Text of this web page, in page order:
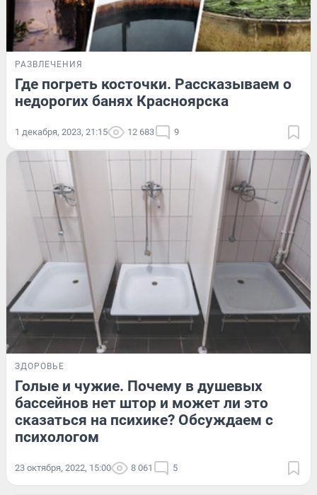
РАЗВЛЕЧЕНИЯ
Где погреть косточки. Рассказываем о
недорогих банях Красноярска
1 декабря, 2023, 21:15 12 683 9
ЗДОРОВЬЕ
Голые и чужие. Почему в душевых
бассейнов нет штор и может ли это
сказаться на психике? Обсуждаем с
психологом
23 октября, 2022, 15:00 8 061 5